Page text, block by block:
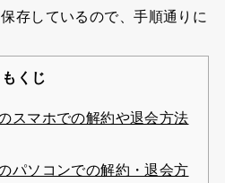
存しているので、手順通りに
もくじ
スマホでの解約や退会方法
パソコンでの解約・退会方